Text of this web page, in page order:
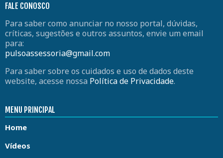
FALE CONOSCO
Para saber como anunciar no nosso portal, dúvidas,
críticas, sugestões e outros assuntos, envie um email
para:
pulsoassessoria@gmail.com
Para saber sobre os cuidados e uso de dados deste
website, acesse nossa Política de Privacidade.
MENU PRINCIPAL
Home
Vídeos